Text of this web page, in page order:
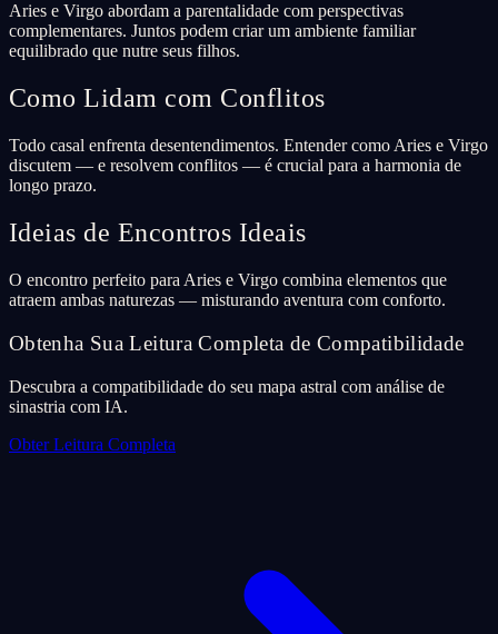
Aries e Virgo abordam a parentalidade com perspectivas
complementares. Juntos podem criar um ambiente familiar
equilibrado que nutre seus filhos.
Como Lidam com Conflitos
Todo casal enfrenta desentendimentos. Entender como Aries e Virgo
discutem — e resolvem conflitos — é crucial para a harmonia de
longo prazo.
Ideias de Encontros Ideais
O encontro perfeito para Aries e Virgo combina elementos que
atraem ambas naturezas — misturando aventura com conforto.
Obtenha Sua Leitura Completa de Compatibilidade
Descubra a compatibilidade do seu mapa astral com análise de
sinastria com IA.
Obter Leitura Completa